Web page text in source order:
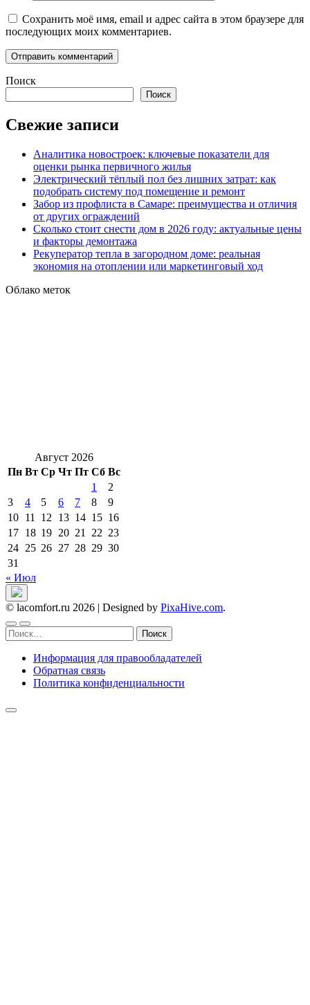
Сохранить моё имя, email и адрес сайта в этом браузере для
последующих моих комментариев.
Поиск
Поиск
Свежие записи
Аналитика новостроек: ключевые показатели для
оценки рынка первичного жилья
Электрический тёплый пол без лишних затрат: как
подобрать систему под помещение и ремонт
Забор из профлиста в Самаре: преимущества и отличия
от других ограждений
Сколько стоит снести дом в 2026 году: актуальные цены
и факторы демонтажа
Рекуператор тепла в загородном доме: реальная
экономия на отоплении или маркетинговый ход
Облако меток
Август 2026
Пн Вт Ср Чт Пт Сб Вс
1
2
3
4 5 6 7 8
9
10 11 12 13 14 15 16
17 18 19 20 21 22 23
24 25 26 27 28 29 30
31
« Июл
© lacomfort.ru 2026 | Designed by PixaHive.com.
Найти:
Информация для правообладателей
Обратная связь
Политика конфиденциальности